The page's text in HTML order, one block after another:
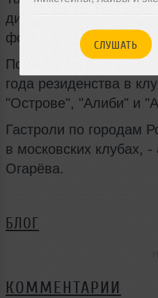
СЛУШАТЬ
диджей обучался в
фортепьяно и
После освоения
года резиденства в
"Острове", "Алиби" и
Гастроли по городам
в московских клубах,
Огарёва.
БЛОГ
КОММЕНТАРИИ